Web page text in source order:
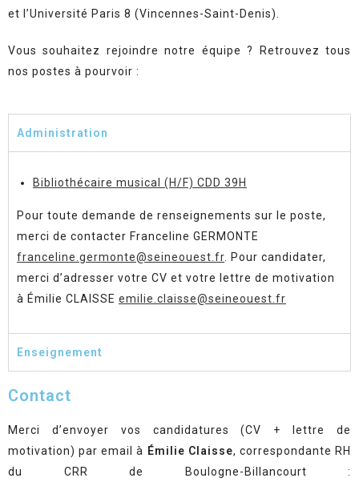
et l’Université Paris 8 (Vincennes-Saint-Denis).
Vous souhaitez rejoindre notre équipe ? Retrouvez tous
nos postes à pourvoir :
Administration
Bibliothécaire musical (H/F) CDD 39H
Pour toute demande de renseignements sur le poste,
merci de contacter Franceline GERMONTE
franceline.germonte@seineouest.fr. Pour candidater,
merci d’adresser votre CV et votre lettre de motivation
à Émilie CLAISSE emilie.claisse@seineouest.fr
Enseignement
Contact
Merci d’envoyer vos candidatures (CV + lettre de
motivation) par email à Émilie Claisse, correspondante RH
du CRR de Boulogne-Billancourt :